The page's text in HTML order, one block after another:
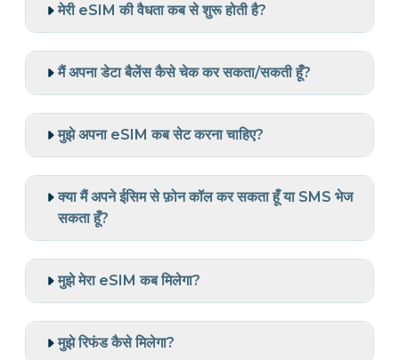
मेरी eSIM की वैधता कब से शुरू होती है?
मैं अपना डेटा बैलेंस कैसे चेक कर सकता/सकती हूँ?
मुझे अपना eSIM कब सेट करना चाहिए?
क्या मैं अपने ईसिम से फ़ोन कॉल कर सकता हूँ या SMS भेज
सकता हूँ?
मुझे मेरा eSIM कब मिलेगा?
मुझे रिफंड कैसे मिलेगा?